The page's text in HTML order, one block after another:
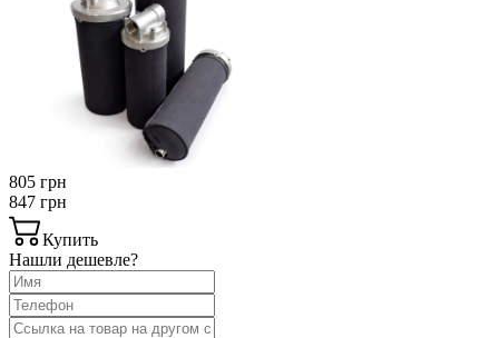
805 грн
847 грн
Купить
Нашли дешевле?